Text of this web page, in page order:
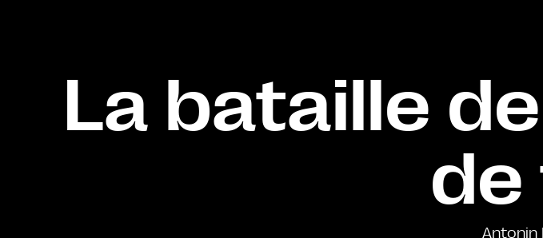
La bataille de
Antonin